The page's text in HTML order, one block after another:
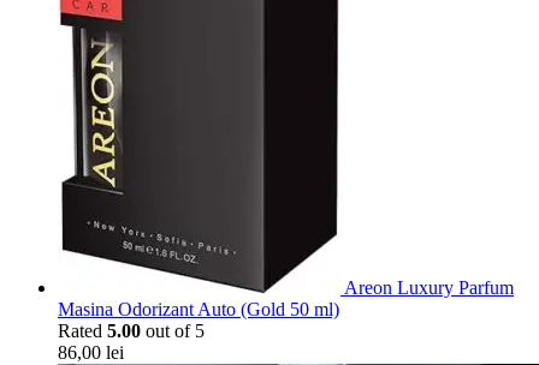
Areon Luxury Parfum
Masina Odorizant Auto (Gold 50 ml)
Rated 5.00 out of 5
86,00 lei